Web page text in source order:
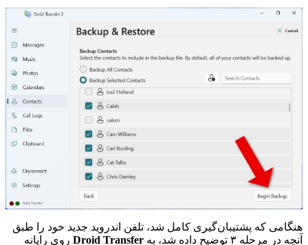
هنگامی که پشتیبان‌گیری کامل شد، تلفن اندروید جدید خود را طبق
آنچه در مرحله ۳ توضیح داده شد، به
Droid Transfer روی رایانه